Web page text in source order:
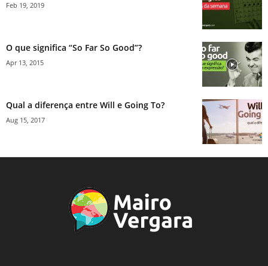
Feb 19, 2019
O que significa “So Far So Good”?
Apr 13, 2015
Qual a diferença entre Will e Going To?
Aug 15, 2017